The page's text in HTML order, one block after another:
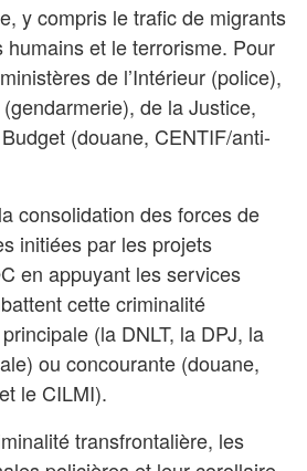
y compris le trafic de migrants
et le terrorisme. Pour
de l’Intérieur (police),
de la Justice,
(douane, CENTIF/anti-
consolidation des forces de
initiées par les projets
en appuyant les services
cette criminalité
(la DNLT, la DPJ, la
ou concourante (douane,
le CILMI).
transfrontalière, les